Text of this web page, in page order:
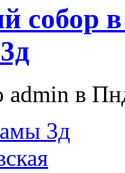
собор
admin в
3д